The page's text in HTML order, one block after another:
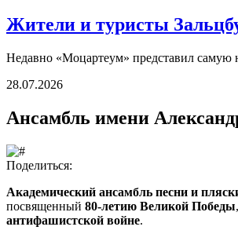
Жители и туристы
Недавно «Моцартеум» представил самую
28.07.2026
Ансамбль имени
Поделиться:
Академический ансамбль песни и
посвященный 80-летию Великой Победы
антифашистской войне.